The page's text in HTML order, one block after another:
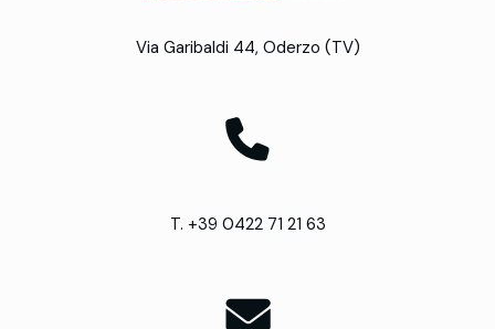
Via Garibaldi 44, Oderzo (TV)
T. +39 0422 71 21 63